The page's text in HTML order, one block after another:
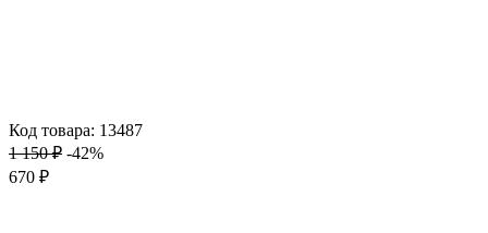
Код товара: 13487
1 150 ₽ -42%
670 ₽